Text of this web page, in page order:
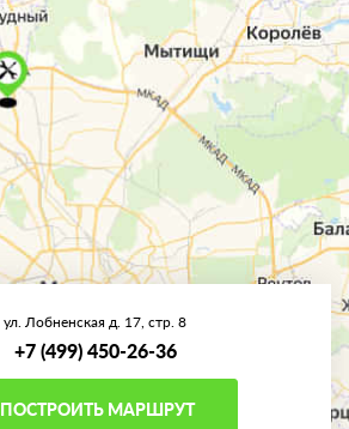
ул. Лобненская д. 17, стр. 8
+7 (499) 450-26-36
ПОСТРОИТЬ МАРШРУТ